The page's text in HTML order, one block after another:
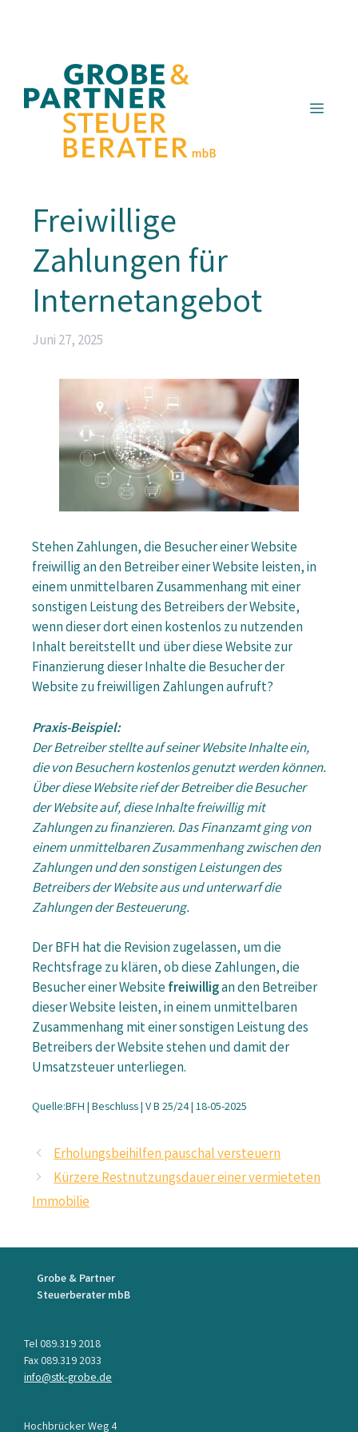
Menü
Freiwillige
Zahlungen für
Internetangebot
Juni 27, 2025
Stehen Zahlungen, die Besucher einer Website
freiwillig an den Betreiber einer Website leisten, in
einem unmittelbaren Zusammenhang mit einer
sonstigen Leistung des Betreibers der Website,
wenn dieser dort einen kostenlos zu nutzenden
Inhalt bereitstellt und über diese Website zur
Finanzierung dieser Inhalte die Besucher der
Website zu freiwilligen Zahlungen aufruft?
Praxis-Beispiel:
Der Betreiber stellte auf seiner Website Inhalte ein,
die von Besuchern kostenlos genutzt werden können.
Über diese Website rief der Betreiber die Besucher
der Website auf, diese Inhalte freiwillig mit
Zahlungen zu finanzieren. Das Finanzamt ging von
einem unmittelbaren Zusammenhang zwischen den
Zahlungen und den sonstigen Leistungen des
Betreibers der Website aus und unterwarf die
Zahlungen der Besteuerung.
Der BFH hat die Revision zugelassen, um die
Rechtsfrage zu klären, ob diese Zahlungen, die
Besucher einer Website freiwilligan den Betreiber
dieser Website leisten, in einem unmittelbaren
Zusammenhang mit einer sonstigen Leistung des
Betreibers der Website stehen und damit der
Umsatzsteuer unterliegen.
Quelle:BFH | Beschluss | V B 25/24 | 18-05-2025
Erholungsbeihilfen pauschal versteuern
Kürzere Restnutzungsdauer einer vermieteten
Immobilie
Grobe & Partner
Steuerberater mbB
Tel 089.319 2018
Fax 089.319 2033
info@stk-grobe.de
Hochbrücker Weg 4